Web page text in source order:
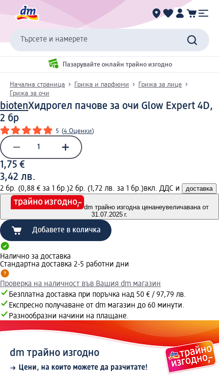
Търсете и намерете
Пазарувайте онлайн трайно изгодно
Начална страница Грижа и парфюми
Грижа за лице
Грижа за очи
biotenХидрогел пачове за очи Glow Expert 4D,
2 бр
5 (4 Оценки)
1,75 €
3,42 лв.
2 бр. (0,88 € за 1 бр.)2 бр. (1,72 лв. за 1 бр.)вкл. ДДС и доставка
dm трайно изгодна ценанеувеличавана от
31.07.2025 г.
Добавете в количка
Налично за доставка
Стандартна доставка 2-5 работни дни
Проверка на наличност във Вашия dm магазин
Безплатна доставка при поръчка над 50 € / 97,79 лв.
Експресно получаване от dm магазин до 60 минути.
Разнообразни начини на плащане.
dm трайно изгодно
Цени, на които можете да разчитате!